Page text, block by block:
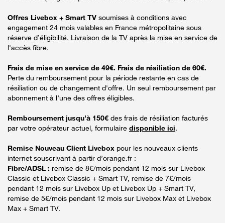
Offres Livebox + Smart TV soumises à conditions avec
engagement 24 mois valables en France métropolitaine sous
réserve d’éligibilité. Livraison de la TV après la mise en service de
l'accès fibre.
Frais de mise en service de 49€. Frais de résiliation de 60€.
Perte du remboursement pour la période restante en cas de
résiliation ou de changement d'offre. Un seul remboursement par
abonnement à l’une des offres éligibles.
Remboursement jusqu’à 150€ des frais de résiliation facturés
par votre opérateur actuel, formulaire disponible ici.
Remise Nouveau Client Livebox pour les nouveaux clients
internet souscrivant à partir d’orange.fr :
Fibre/ADSL : remise de 8€/mois pendant 12 mois sur Livebox
Classic et Livebox Classic + Smart TV, remise de 7€/mois
pendant 12 mois sur Livebox Up et Livebox Up + Smart TV,
remise de 5€/mois pendant 12 mois sur Livebox Max et Livebox
Max + Smart TV.